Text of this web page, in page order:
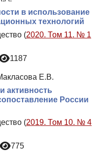
в использование
технологий
(2020. Том 11. № 1
1187
Е.В.
активность
России
(2019. Том 10. № 4
775